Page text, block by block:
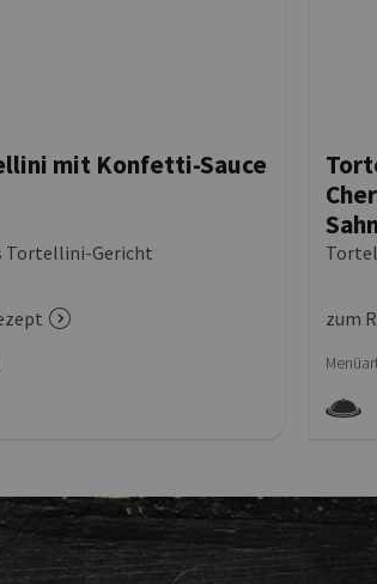
mit Konfetti-Sauce
Tortellini-Gericht
zum